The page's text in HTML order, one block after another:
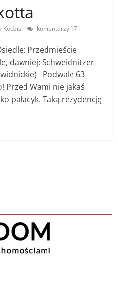
Kodzis komentarzy 17
Przedmieście
dawniej: Schweidnitzer
Podwale 63
Przed Wami nie jakaś
pałacyk. Taką rezydencję